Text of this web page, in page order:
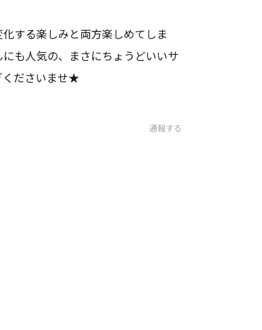
する楽しみと両方楽しめてしま
も人気の、まさにちょうどいいサ
くださいませ★
通報する